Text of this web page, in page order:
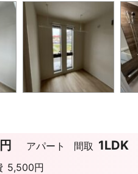
アパート 間取 1LDK
5,500円